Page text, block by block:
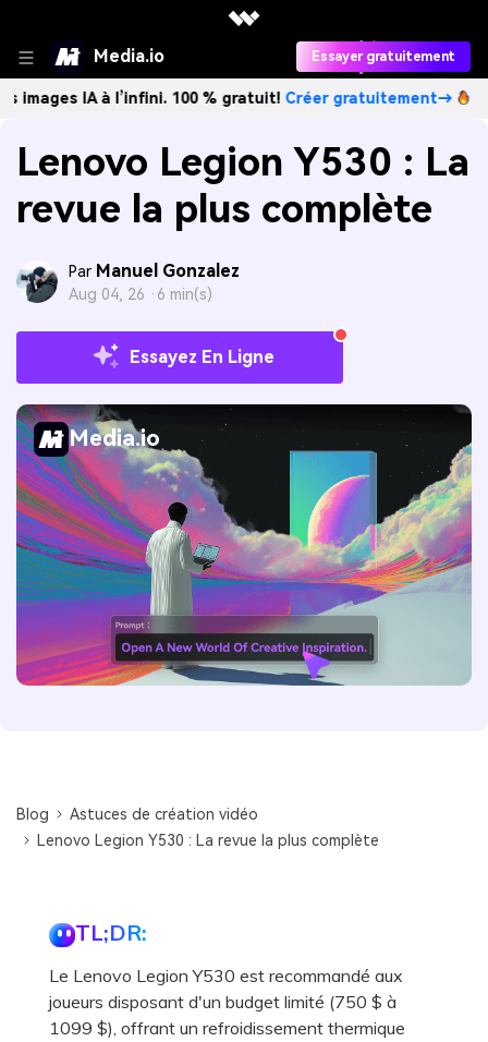
Media.io Essayer gratuitement
IA à l’infini. 100 % gratuit! Créer gratuitement→ Créez
Lenovo Legion Y530 : La
revue la plus complète
Par Manuel Gonzalez
Aug 04, 26 · 6 min(s)
Essayez En Ligne
Media.io
Blog
Astuces de création vidéo
Lenovo Legion Y530 : La revue la plus complète
TL;DR:
Le Lenovo Legion Y530 est recommandé aux
joueurs disposant d'un budget limité (750 $ à
1099 $), offrant un refroidissement thermique